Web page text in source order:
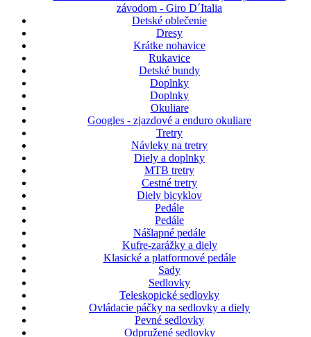
závodom - Giro D´Italia
Detské oblečenie
Dresy
Krátke nohavice
Rukavice
Detské bundy
Doplnky
Doplnky
Okuliare
Googles - zjazdové a enduro okuliare
Tretry
Návleky na tretry
Diely a doplnky
MTB tretry
Cestné tretry
Diely bicyklov
Pedále
Pedále
Nášlapné pedále
Kufre-zarážky a diely
Klasické a platformové pedále
Sady
Sedlovky
Teleskopické sedlovky
Ovládacie páčky na sedlovky a diely
Pevné sedlovky
Odpružené sedlovky